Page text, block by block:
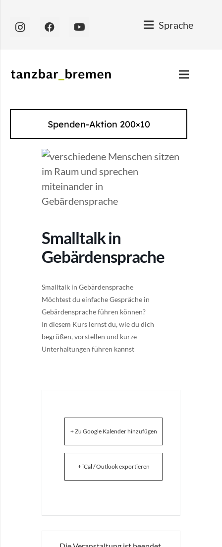
Sprache
Spenden-Aktion 200×10
Smalltalk in
Gebärdensprache
Smalltalk in Gebärdensprache
Möchtest du einfache Gespräche in
Gebärdensprache führen können?
In diesem Kurs lernst du, wie du dich
begrüßen, vorstellen und kurze
Unterhaltungen führen kannst
+ Zu Google Kalender hinzufügen
+ iCal / Outlook exportieren